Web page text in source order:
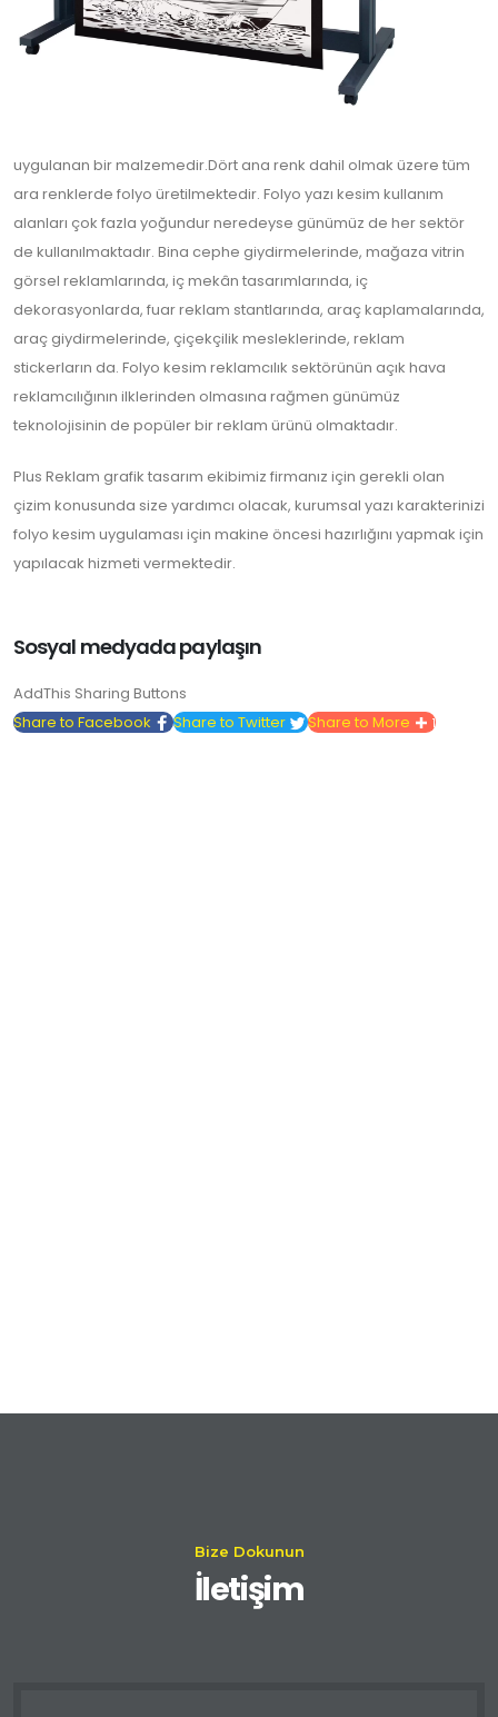
uygulanan bir malzemedir.Dört ana renk dahil olmak üzere tüm
ara renklerde folyo üretilmektedir. Folyo yazı kesim kullanım
alanları çok fazla yoğundur neredeyse günümüz de her sektör
de kullanılmaktadır. Bina cephe giydirmelerinde, mağaza vitrin
görsel reklamlarında, iç mekân tasarımlarında, iç
dekorasyonlarda, fuar reklam stantlarında, araç kaplamalarında,
araç giydirmelerinde, çiçekçilik mesleklerinde, reklam
stickerların da. Folyo kesim reklamcılık sektörünün açık hava
reklamcılığının ilklerinden olmasına rağmen günümüz
teknolojisinin de popüler bir reklam ürünü olmaktadır.
Plus Reklam grafik tasarım ekibimiz firmanız için gerekli olan
çizim konusunda size yardımcı olacak, kurumsal yazı karakterinizi
folyo kesim uygulaması için makine öncesi hazırlığını yapmak için
yapılacak hizmeti vermektedir.
Sosyal medyada paylaşın
AddThis Sharing Buttons
Share to Facebook
Share to Twitter Share to More 1
Bize Dokunun
İletişim